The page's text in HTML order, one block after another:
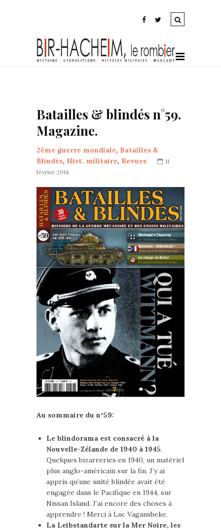
Batailles & blindés n°59.
Magazine.
2ème guerre mondiale, Batailles &
Blindés, Hist. militaire, Revues
11
février 2014
Au sommaire du n°59:
Le blindorama est consacré à la
Nouvelle-Zélande de 1940 à 1945.
Quelques bizarreries en 1940, un matériel
plus anglo-américain sur la fin. J’y ai
appris qu’une unité blindée avait été
engagée dans le Pacifique en 1944, sur
Nissan Island. J’ai encore des choses à
apprendre ! Merci à Luc Vagansbeke.
La Leibstandarte sur la Mer Noire, les